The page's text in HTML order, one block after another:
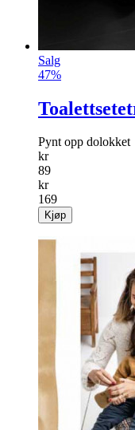
Salg
47%
Pynt opp dolokket
kr
89
kr
169
Kjøp